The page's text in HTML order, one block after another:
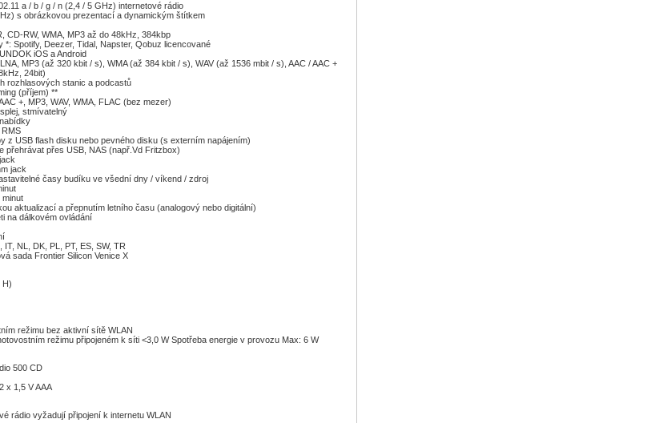
a / b / g / n (2,4 / 5 GHz) internetové rádio
s obrázkovou prezentací a dynamickým štítkem
CD-RW, WMA, MP3 až do 48kHz, 384kbp
Spotify, Deezer, Tidal, Napster, Qobuz licencované
iOS a Android
MP3 (až 320 kbit / s), WMA (až 384 kbit / s), WAV (až 1536 mbit / s), AAC / AAC +
24bit)
rozhlasových stanic a podcastů
(příjem) **
+, MP3, WAV, WMA, FLAC (bez mezer)
stmívatelný
z USB flash disku nebo pevného disku (s externím napájením)
přehrávat přes USB, NAS (např.Vd Fritzbox)
jack
časy budíku ve všední dny / víkend / zdroj
aktualizací a přepnutím letního času (analogový nebo digitální)
na dálkovém ovládání
NL, DK, PL, PT, ES, SW, TR
sada Frontier Silicon Venice X
H)
režimu bez aktivní sítě WLAN
režimu připojeném k síti <3,0 W Spotřeba energie v provozu Max: 6 W
500 CD
x 1,5 V AAA
rádio vyžadují připojení k internetu WLAN